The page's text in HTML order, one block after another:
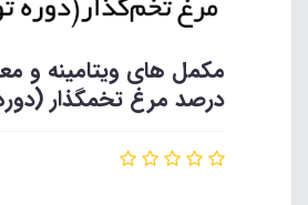
درصد مرغ تخمگذار